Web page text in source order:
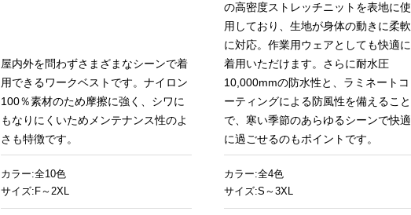
屋内外を問わずさまざまなシーンで着
用できるワークベストです。ナイロン
100％素材のため摩擦に強く、シワに
もなりにくいためメンテナンス性のよ
さも特徴です。
カラー:全10色
サイズ:F～2XL
の高密度ストレッチニットを表地に使
用しており、生地が身体の動きに柔軟
に対応。作業用ウェアとしても快適に
着用いただけます。さらに耐水圧
10,000mmの防水性と、ラミネートコ
ーティングによる防風性を備えること
で、寒い季節のあらゆるシーンで快適
に過ごせるのもポイントです。
カラー:全4色
サイズ:S～3XL